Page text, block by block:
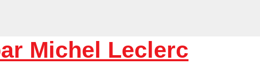
Michel Leclerc